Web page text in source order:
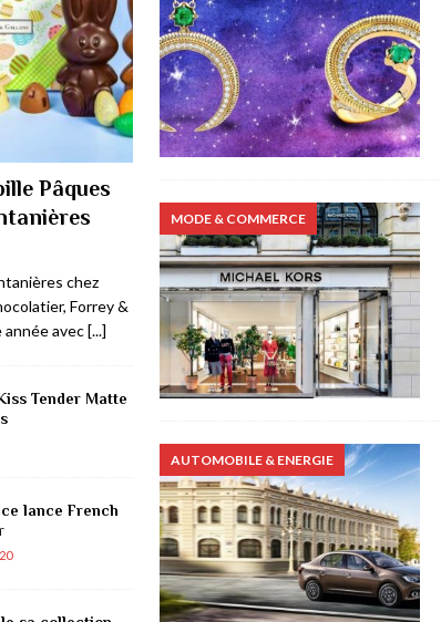
MODE & COMMERCE
AUTOMOBILE & ENERGIE
Pâques
chez
Forrey &
avec[...]
Tender Matte
lance French